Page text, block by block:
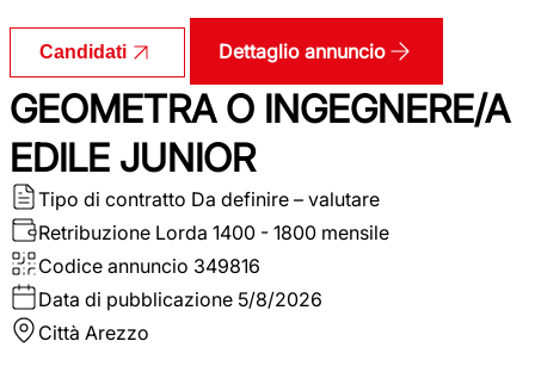
Candidati Dettaglio annuncio
GEOMETRA O INGEGNERE/A
EDILE JUNIOR
Tipo di contratto Da definire – valutare
Retribuzione Lorda 1400 - 1800 mensile
Codice annuncio 349816
Data di pubblicazione 5/8/2026
Città Arezzo